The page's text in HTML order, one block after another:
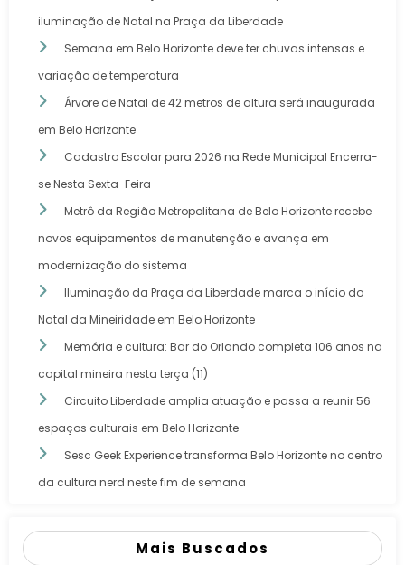
iluminação de Natal na Praça da Liberdade
Semana em Belo Horizonte deve ter chuvas intensas e
variação de temperatura
Árvore de Natal de 42 metros de altura será inaugurada
em Belo Horizonte
Cadastro Escolar para 2026 na Rede Municipal Encerra-
se Nesta Sexta-Feira
Metrô da Região Metropolitana de Belo Horizonte recebe
novos equipamentos de manutenção e avança em
modernização do sistema
Iluminação da Praça da Liberdade marca o início do
Natal da Mineiridade em Belo Horizonte
Memória e cultura: Bar do Orlando completa 106 anos na
capital mineira nesta terça (11)
Circuito Liberdade amplia atuação e passa a reunir 56
espaços culturais em Belo Horizonte
Sesc Geek Experience transforma Belo Horizonte no centro
da cultura nerd neste fim de semana
Mais Buscados